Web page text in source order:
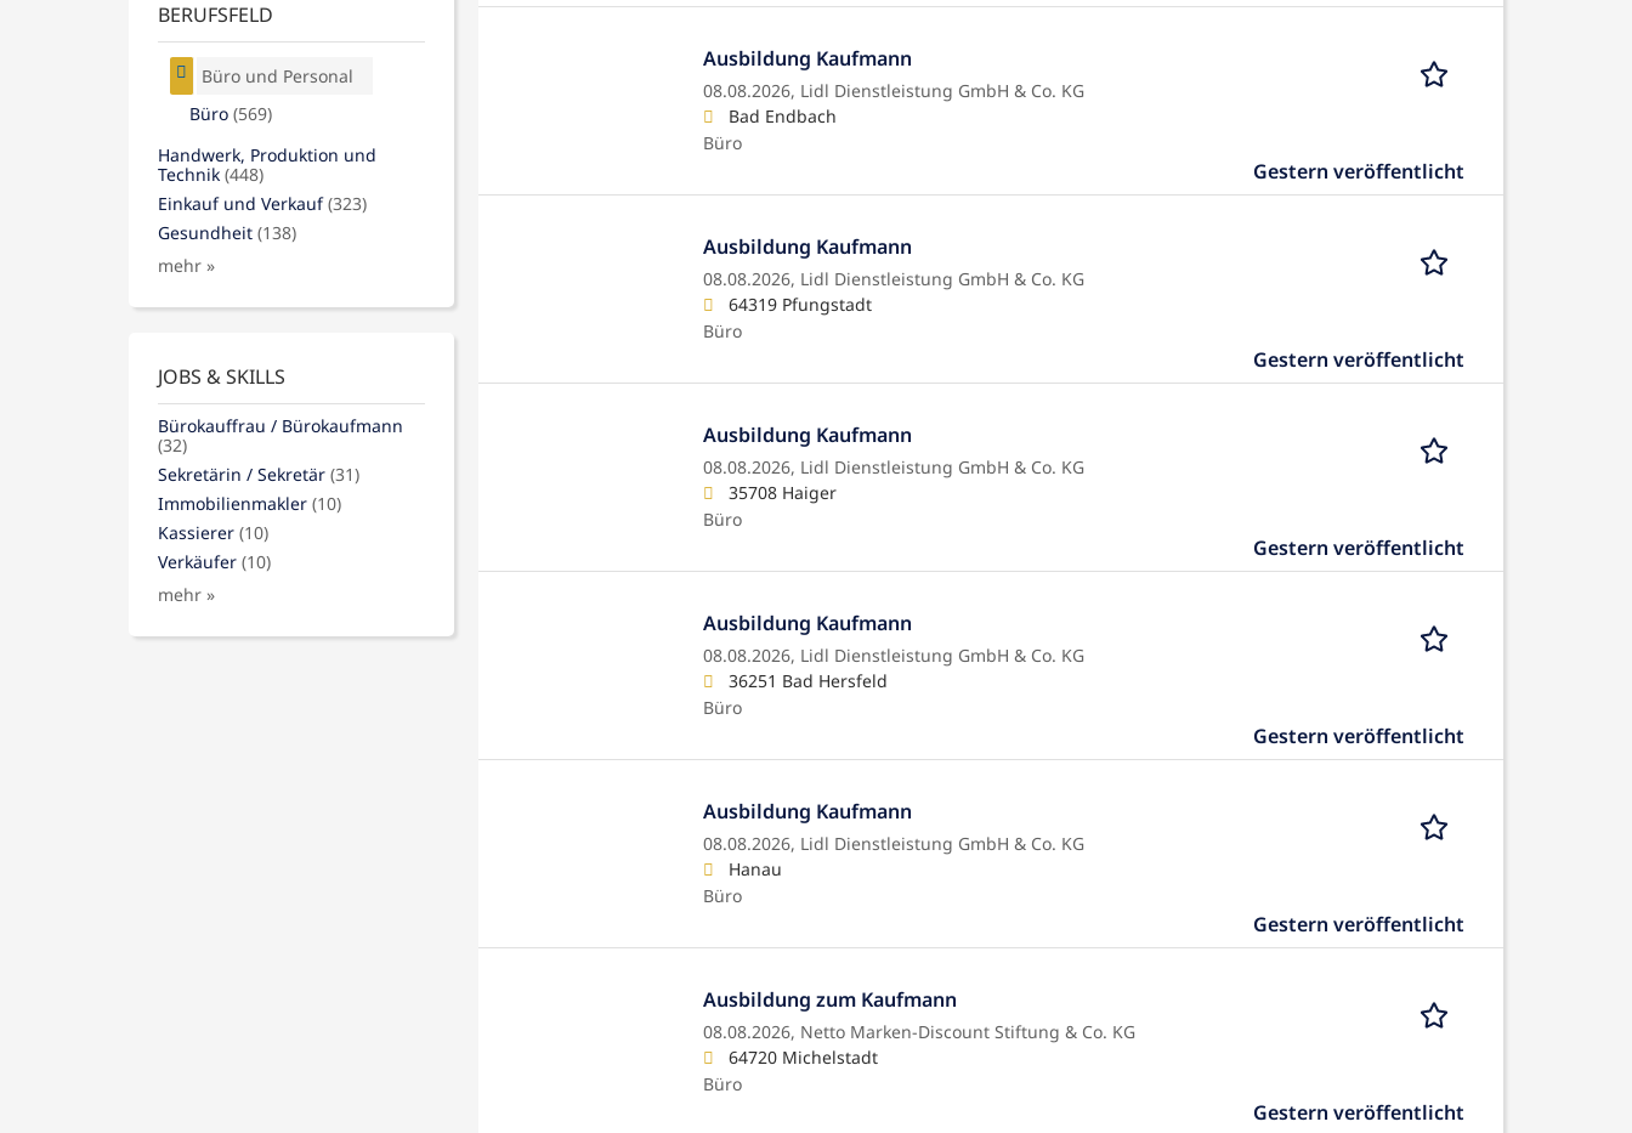
Ausbildung Kaufmann
08.08.2026, Lidl Dienstleistung GmbH & Co. KG
Bad Endbach
Büro
Gestern veröffentlicht
Ausbildung Kaufmann
08.08.2026, Lidl Dienstleistung GmbH & Co. KG
64319 Pfungstadt
Büro
Gestern veröffentlicht
Ausbildung Kaufmann
08.08.2026, Lidl Dienstleistung GmbH & Co. KG
35708 Haiger
Büro
Gestern veröffentlicht
Ausbildung Kaufmann
08.08.2026, Lidl Dienstleistung GmbH & Co. KG
36251 Bad Hersfeld
Büro
Gestern veröffentlicht
Ausbildung Kaufmann
08.08.2026, Lidl Dienstleistung GmbH & Co. KG
Hanau
Büro
Gestern veröffentlicht
Ausbildung zum Kaufmann
08.08.2026, Netto Marken-Discount Stiftung & Co. KG
64720 Michelstadt
Büro
Gestern veröffentlicht
BERUFSFELD
Büro und Personal
Büro (569)
Handwerk, Produktion und
Technik (448)
Einkauf und Verkauf (323)
Gesundheit (138)
mehr »
JOBS & SKILLS
Bürokauffrau / Bürokaufmann
(32)
Sekretärin / Sekretär (31)
Immobilienmakler (10)
Kassierer (10)
Verkäufer (10)
mehr »